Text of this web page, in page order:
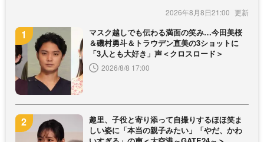
2026年8月8日21:00
マスク越しでも伝わる満面の笑み…今田美桜
＆磯村勇斗＆トラウデン直美の3ショットに
「3人とも大好き」声＜クロスロード＞
2026/8/8 17:00
趣里、子役と寄り添って自撮りするほほ笑ま
しい姿に「本当の親子みたい」「やだ、かわ